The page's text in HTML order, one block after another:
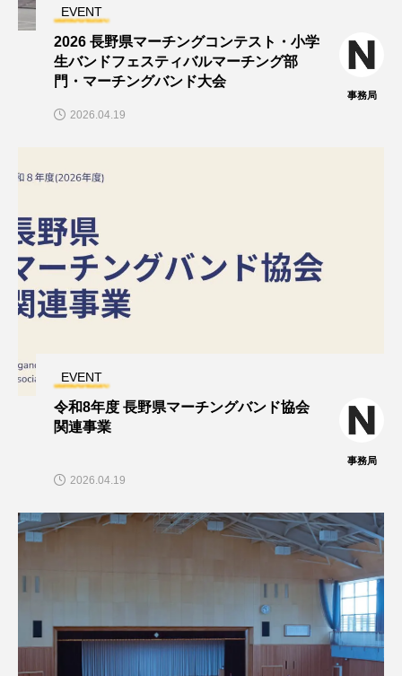
EVENT
2026 長野県マーチングコンテスト・小学
生バンドフェスティバルマーチング部
門・マーチングバンド大会
事務局
2026.04.19
EVENT
令和8年度 長野県マーチングバンド協会
関連事業
事務局
2026.04.19